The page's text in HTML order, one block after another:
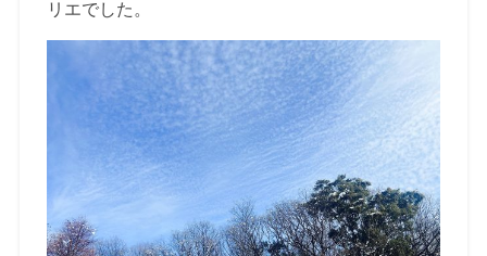
リエでした。